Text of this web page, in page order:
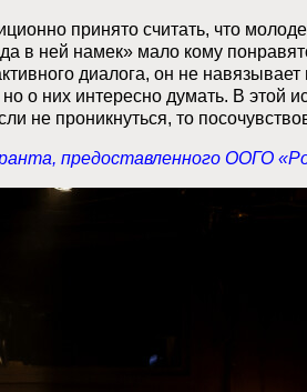
принято считать, что
в ней намек» мало кому
диалога, он не
о них интересно думать. В
не проникнуться, то
предоставленного ООГО